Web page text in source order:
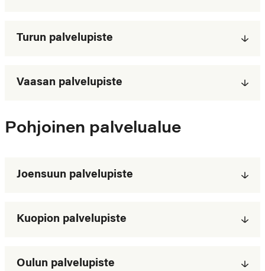
Turun palvelupiste
Vaasan palvelupiste
Pohjoinen palvelualue
Joensuun palvelupiste
Kuopion palvelupiste
Oulun palvelupiste